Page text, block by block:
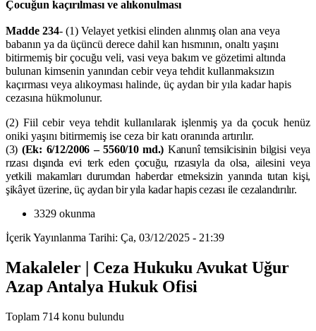
Çocuğun kaçırılması ve alıkonulması
Madde 234- (1) Velayet yetkisi elinden alınmış olan ana veya
babanın ya da üçüncü derece dahil kan hısmının, onaltı yaşını
bitirmemiş bir çocuğu veli, vasi veya bakım ve gözetimi altında
bulunan kimsenin yanından cebir veya tehdit kullanmaksızın
kaçırması veya alıkoyması halinde, üç aydan bir yıla kadar hapis
cezasına hükmolunur.
(2) Fiil cebir veya tehdit kullanılarak işlenmiş ya da çocuk henüz
oniki yaşını bitirmemiş ise ceza bir katı oranında artırılır.
(3) (Ek: 6/12/2006 – 5560/10 md.) Kanunî temsilcisinin bilgisi veya
rızası dışında evi terk eden çocuğu, rızasıyla da olsa, ailesini veya
yetkili makamları durumdan haberdar etmeksizin yanında tutan kişi,
şikâyet üzerine, üç aydan bir yıla kadar hapis cezası ile cezalandırılır.
3329 okunma
İçerik Yayınlanma Tarihi: Ça, 03/12/2025 - 21:39
Makaleler | Ceza Hukuku Avukat Uğur
Azap Antalya Hukuk Ofisi
Toplam 714 konu bulundu